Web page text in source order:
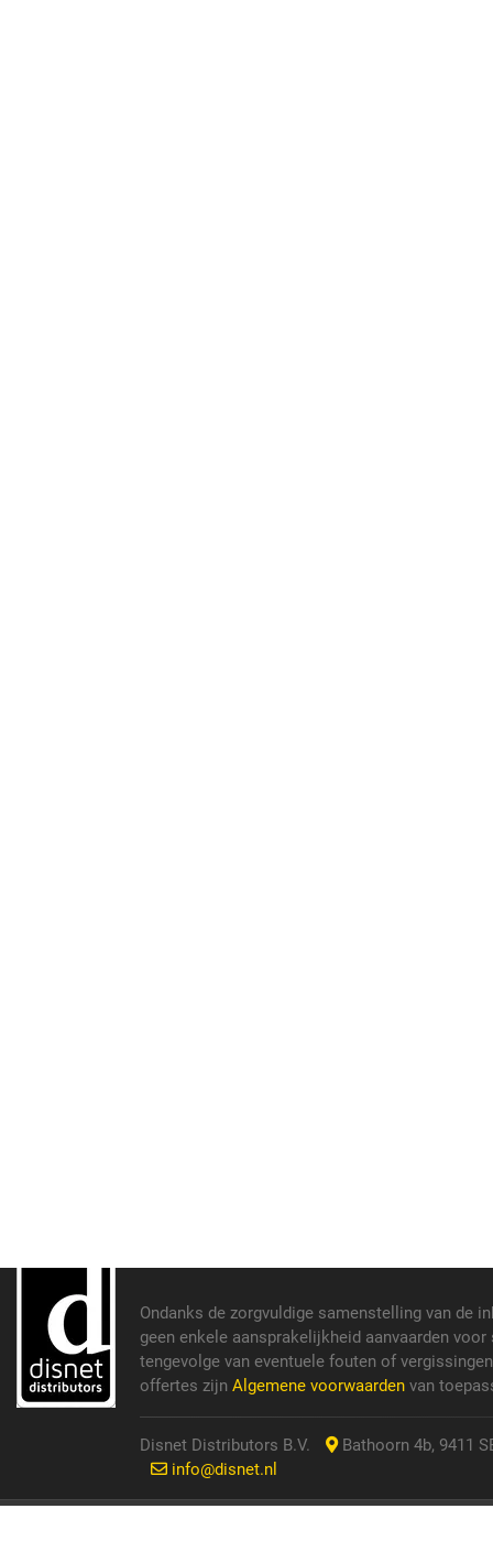
Ondanks de zorgvuldige samenstelling van de
geen enkele aansprakelijkheid aanvaarden
tengevolge van eventuele fouten of
offertes zijn Algemene voorwaarden van
Disnet Distributors B.V.
Bathoorn 4b, 9411
info@disnet.nl